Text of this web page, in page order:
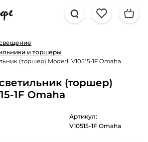
и торшеры
(торшер) Moderli V10515-1F Omaha
(торшер)
1F Omaha
Артикул:
V10515-1F Omaha